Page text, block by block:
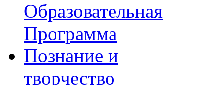
Образовательная
Программа
Познание и
творчество